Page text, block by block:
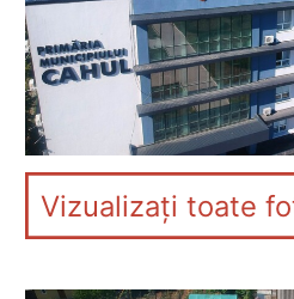
Vizualizați toate